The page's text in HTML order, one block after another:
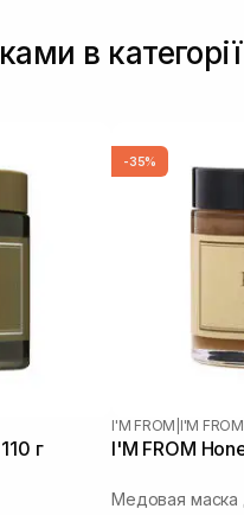
в
г
-35%
I'M FROM I'M
I'M FROM
Медовая маска